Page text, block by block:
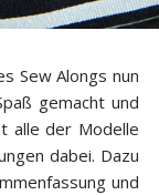
Sew Alongs nun
gemacht und
alle der Modelle
dabei. Dazu
und